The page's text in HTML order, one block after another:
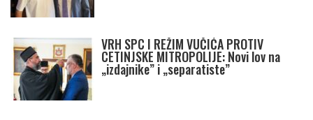
VRH SPC I REŽIM VUČIĆA PROTIV
CETINJSKE MITROPOLIJE: Novi lov na
„izdajnike” i „separatiste”